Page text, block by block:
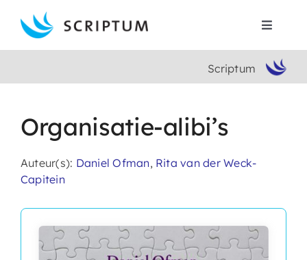
content
Toggle
Boeken
Auteurs
Contact
Search
Scriptum
Organisatie-alibi’s
Auteur(s): Daniel Ofman, Rita van der Weck-
Capitein